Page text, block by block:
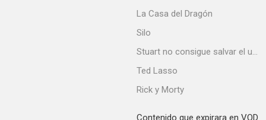
La Casa del Dragón
Silo
Stuart no consigue salvar el universo
Ted Lasso
Rick y Morty
Contenido que expirara en VOD